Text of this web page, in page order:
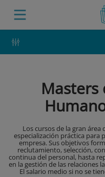
Masters
Los cursos de la gran
especialización práctica para
empresa. Sus objetivos
reclutamiento, selección,
continua del personal, hasta
en la gestión de las relaciones
El salario medio si no se